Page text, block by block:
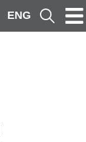
ENG Cerca